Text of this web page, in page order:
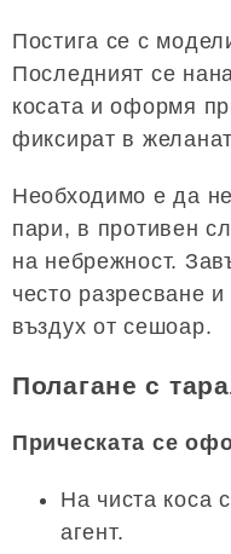
Постига се с
Последният се
косата и оформя
фиксират в
Необходимо е да
пари, в противен
на небрежност.
често разресване
въздух от сешоар.
Полагане с
Прическата се
На чиста коса
агент.